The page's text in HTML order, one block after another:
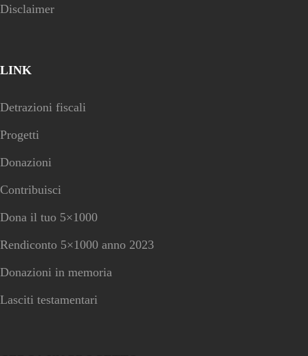
Disclaimer
LINK
Detrazioni fiscali
Progetti
Donazioni
Contribuisci
Dona il tuo 5×1000
Rendiconto 5×1000 anno 2023
Donazioni in memoria
Lasciti testamentari